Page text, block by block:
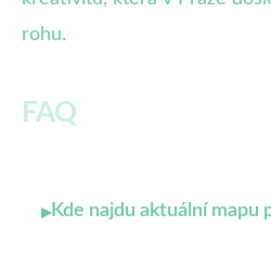
rohu.
FAQ
▸Kde najdu aktuální mapu